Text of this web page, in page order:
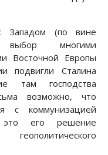
Западом (по вине
многими
Восточной Европы
подвигли Сталина
там господства
возможно, что
с коммунизацией
это его решение